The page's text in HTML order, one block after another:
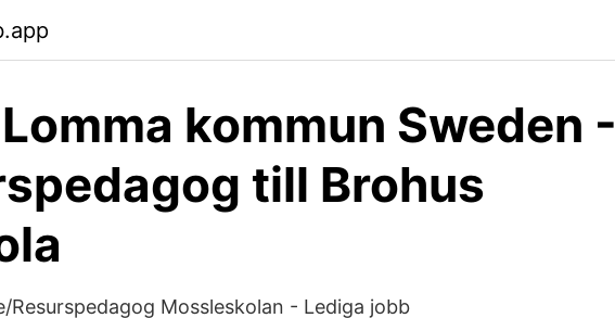
kommun Sweden -
till Brohus
Resurspedagog Mossleskolan - Lediga jobb